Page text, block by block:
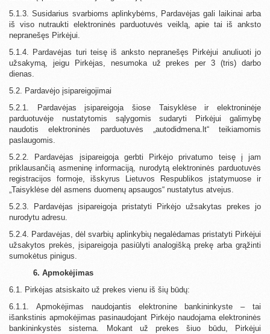
5.1.3. Susidarius svarbioms aplinkybėms, Pardavėjas gali laikinai arba
iš viso nutraukti elektroninės parduotuvės veiklą, apie tai iš anksto
nepranešęs Pirkėjui.
5.1.4. Pardavėjas turi teisę iš anksto nepranešęs Pirkėjui anuliuoti jo
užsakymą, jeigu Pirkėjas, nesumoka už prekes per 3 (tris) darbo
dienas.
5.2. Pardavėjo įsipareigojimai
5.2.1. Pardavėjas įsipareigoja šiose Taisyklėse ir elektroninėje
parduotuvėje nustatytomis sąlygomis sudaryti Pirkėjui galimybę
naudotis elektroninės parduotuvės „autodidmena.lt“ teikiamomis
paslaugomis.
5.2.2. Pardavėjas įsipareigoja gerbti Pirkėjo privatumo teisę į jam
priklausančią asmeninę informaciją, nurodytą elektroninės parduotuvės
registracijos formoje, išskyrus Lietuvos Respublikos įstatymuose ir
„Taisyklėse dėl asmens duomenų apsaugos“ nustatytus atvejus.
5.2.3. Pardavėjas įsipareigoja pristatyti Pirkėjo užsakytas prekes jo
nurodytu adresu.
5.2.4. Pardavėjas, dėl svarbių aplinkybių negalėdamas pristatyti Pirkėjui
užsakytos prekės, įsipareigoja pasiūlyti analogišką prekę arba grąžinti
sumokėtus pinigus.
6. Apmokėjimas
6.1. Pirkėjas atsiskaito už prekes vienu iš šių būdų:
6.1.1. Apmokėjimas naudojantis elektronine bankininkyste – tai
išankstinis apmokėjimas pasinaudojant Pirkėjo naudojama elektroninės
bankininkystės sistema. Mokant už prekes šiuo būdu, Pirkėjui